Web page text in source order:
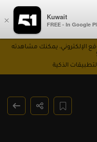
× Kuwait
FREE - In Google
الإلكتروني، يمكنك مشاهدته